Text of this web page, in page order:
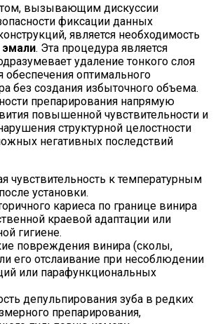
вызывающим дискуссии
фиксации данных
является необходимость
эмали. Эта процедура является
удаление тонкого слоя
обеспечения оптимального
без создания избыточного объема.
препарирования напрямую
повышенной чувствительности и
структурной целостности
негативных последствий
чувствительность к температурным
установки.
кариеса по границе винира
краевой адаптации или
гигиене.
повреждения винира (сколы,
его отслаивание при несоблюдении
или парафункциональных
депульпирования зуба в редких
препарирования,